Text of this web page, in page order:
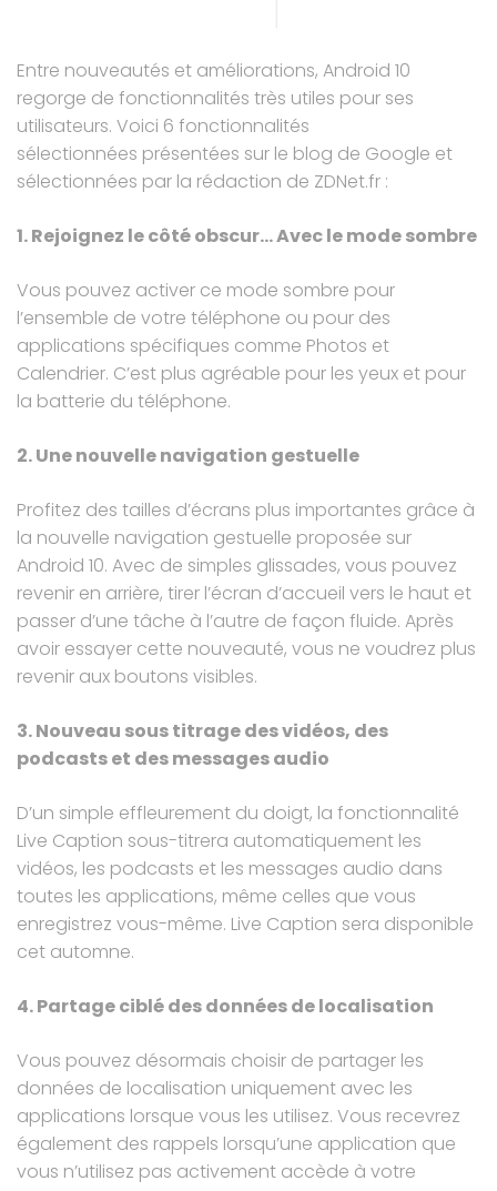
Entre nouveautés et améliorations, Android 10
regorge de fonctionnalités très utiles pour ses
utilisateurs. Voici 6 fonctionnalités
sélectionnées présentées sur le blog de Google et
sélectionnées par la rédaction de ZDNet.fr :
1. Rejoignez le côté obscur… Avec le mode sombre
Vous pouvez activer ce mode sombre pour
l’ensemble de votre téléphone ou pour des
applications spécifiques comme Photos et
Calendrier. C’est plus agréable pour les yeux et pour
la batterie du téléphone.
2. Une nouvelle navigation gestuelle
Profitez des tailles d’écrans plus importantes grâce à
la nouvelle navigation gestuelle proposée sur
Android 10. Avec de simples glissades, vous pouvez
revenir en arrière, tirer l’écran d’accueil vers le haut et
passer d’une tâche à l’autre de façon fluide. Après
avoir essayer cette nouveauté, vous ne voudrez plus
revenir aux boutons visibles.
3. Nouveau sous titrage des vidéos, des
podcasts et des messages audio
D’un simple effleurement du doigt, la fonctionnalité
Live Caption sous-titrera automatiquement les
vidéos, les podcasts et les messages audio dans
toutes les applications, même celles que vous
enregistrez vous-même. Live Caption sera disponible
cet automne.
4. Partage ciblé des données de localisation
Vous pouvez désormais choisir de partager les
données de localisation uniquement avec les
applications lorsque vous les utilisez. Vous recevrez
également des rappels lorsqu’une application que
vous n’utilisez pas activement accède à votre